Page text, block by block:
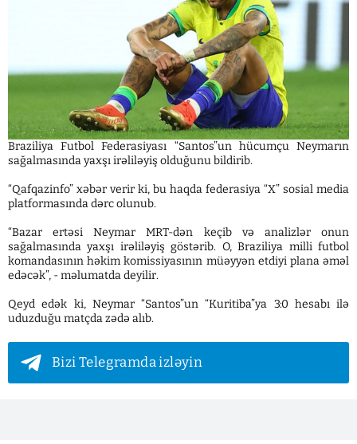
Braziliya Futbol Federasiyası “Santos”un hücumçu Neymarın
sağalmasında yaxşı irəliləyiş olduğunu bildirib.
“Qafqazinfo” xəbər verir ki, bu haqda federasiya “X” sosial media
platformasında dərc olunub.
“Bazar ertəsi Neymar MRT-dən keçib və analizlər onun
sağalmasında yaxşı irəliləyiş göstərib. O, Braziliya milli futbol
komandasının həkim komissiyasının müəyyən etdiyi plana əməl
edəcək”, - məlumatda deyilir.
Qeyd edək ki, Neymar “Santos”un “Kuritiba”ya 3:0 hesabı ilə
uduzduğu matçda zədə alıb.
Bizi Telegramda izləyin